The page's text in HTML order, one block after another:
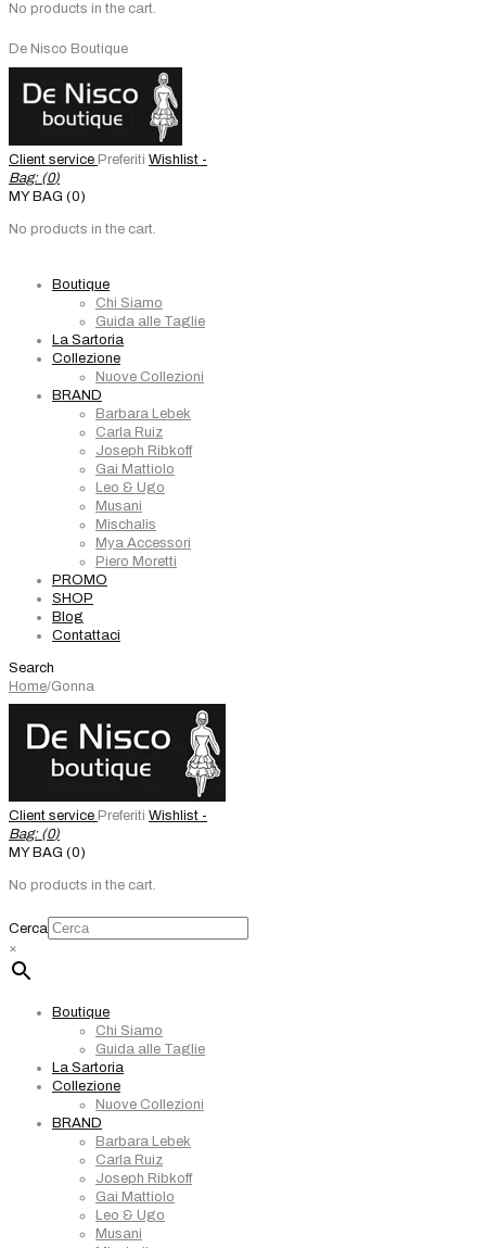
No products in the cart.
De Nisco Boutique
Client service Preferiti Wishlist -
Bag: (0)
MY BAG (0)
No products in the cart.
Boutique
Chi Siamo
Guida alle Taglie
La Sartoria
Collezione
Nuove Collezioni
BRAND
Barbara Lebek
Carla Ruiz
Joseph Ribkoff
Gai Mattiolo
Leo & Ugo
Musani
Mischalis
Mya Accessori
Piero Moretti
PROMO
SHOP
Blog
Contattaci
Search
Home/Gonna
Client service Preferiti Wishlist -
Bag: (0)
MY BAG (0)
No products in the cart.
Cerca
×
Boutique
Chi Siamo
Guida alle Taglie
La Sartoria
Collezione
Nuove Collezioni
BRAND
Barbara Lebek
Carla Ruiz
Joseph Ribkoff
Gai Mattiolo
Leo & Ugo
Musani